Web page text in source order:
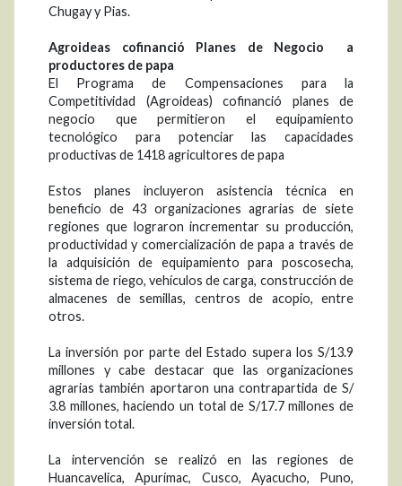
Chugay y Pias.
Agroideas cofinanció Planes de Negocio a
productores de papa
El Programa de Compensaciones para la
Competitividad (Agroideas) cofinanció planes de
negocio que permitieron el equipamiento
tecnológico para potenciar las capacidades
productivas de 1418 agricultores de papa
Estos planes incluyeron asistencia técnica en
beneficio de 43 organizaciones agrarias de siete
regiones que lograron incrementar su producción,
productividad y comercialización de papa a través de
la adquisición de equipamiento para poscosecha,
sistema de riego, vehículos de carga, construcción de
almacenes de semillas, centros de acopio, entre
otros.
La inversión por parte del Estado supera los S/13.9
millones y cabe destacar que las organizaciones
agrarias también aportaron una contrapartida de S/
3.8 millones, haciendo un total de S/17.7 millones de
inversión total.
La intervención se realizó en las regiones de
Huancavelica, Apurímac, Cusco, Ayacucho, Puno,